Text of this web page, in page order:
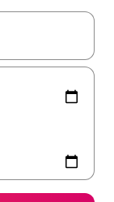
flèches vers le